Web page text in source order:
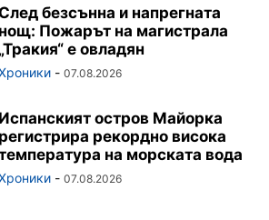
безсънна и напрегната
нощ: Пожарът на магистрала
„Тракия“ е овладян
- 07.08.2026
Испанският остров Майорка
регистрира рекордно висока
на морската вода
- 07.08.2026